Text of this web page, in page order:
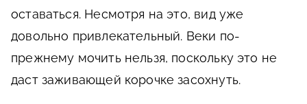
оставаться. Несмотря на это, вид уже
довольно привлекательный. Веки по-
прежнему мочить нельзя, поскольку это не
даст заживающей корочке засохнуть.